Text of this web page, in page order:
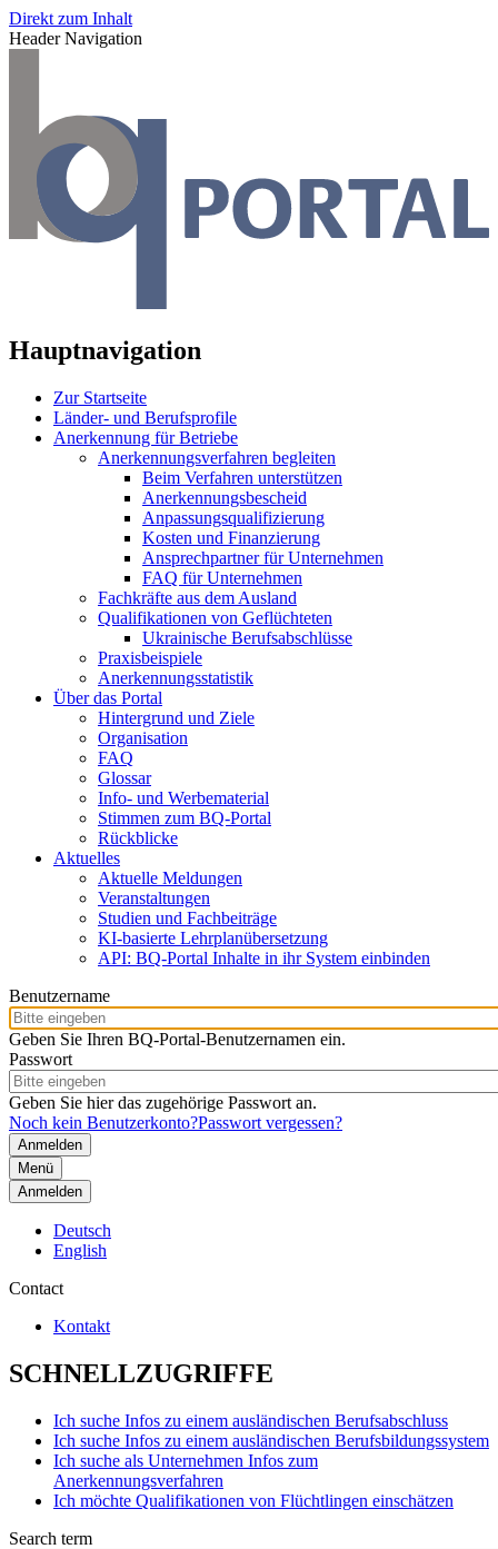
Direkt zum Inhalt
Header Navigation
Hauptnavigation
Zur Startseite
Länder- und Berufsprofile
Anerkennung für Betriebe
Anerkennungsverfahren begleiten
Beim Verfahren unterstützen
Anerkennungsbescheid
Anpassungsqualifizierung
Kosten und Finanzierung
Ansprechpartner für Unternehmen
FAQ für Unternehmen
Fachkräfte aus dem Ausland
Qualifikationen von Geflüchteten
Ukrainische Berufsabschlüsse
Praxisbeispiele
Anerkennungsstatistik
Über das Portal
Hintergrund und Ziele
Organisation
FAQ
Glossar
Info- und Werbematerial
Stimmen zum BQ-Portal
Rückblicke
Aktuelles
Aktuelle Meldungen
Veranstaltungen
Studien und Fachbeiträge
KI-basierte Lehrplanübersetzung
API: BQ-Portal Inhalte in ihr System einbinden
Benutzername
Geben Sie Ihren BQ-Portal-Benutzernamen ein.
Passwort
Geben Sie hier das zugehörige Passwort an.
Noch kein Benutzerkonto?Passwort vergessen?
Menü
Anmelden
Deutsch
English
Contact
Kontakt
SCHNELLZUGRIFFE
Ich suche Infos zu einem ausländischen Berufsabschluss
Ich suche Infos zu einem ausländischen Berufsbildungssystem
Ich suche als Unternehmen Infos zum
Anerkennungsverfahren
Ich möchte Qualifikationen von Flüchtlingen einschätzen
Search term